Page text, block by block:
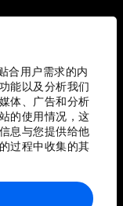
合用户需求的内
能以及分析我们
体、广告和分析
的使用情况，这
息与您提供给他
过程中收集的其